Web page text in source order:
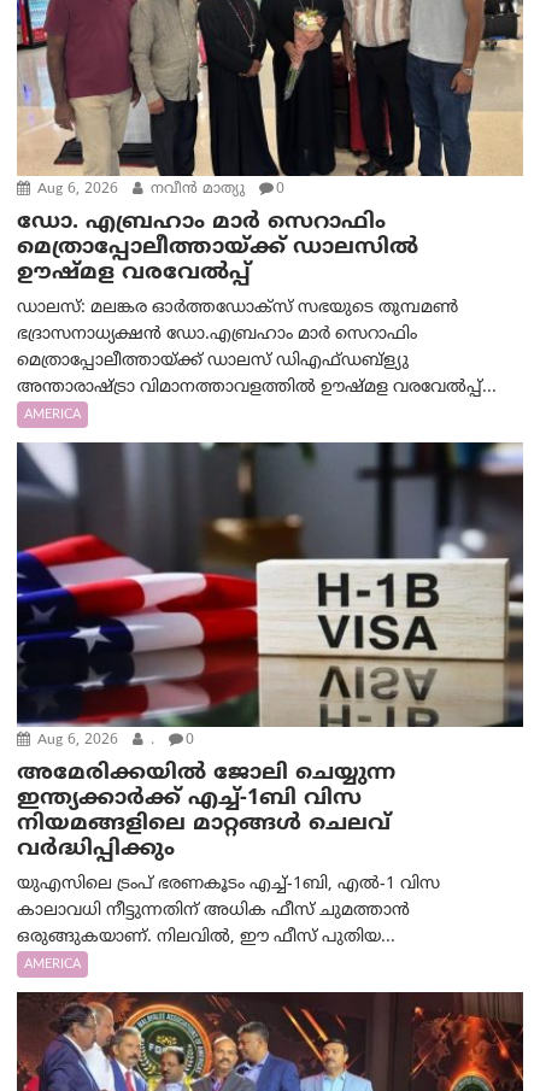
Aug 6, 2026 നവീൻ മാത്യു 0
ഡോ. എബ്രഹാം മാർ സെറാഫിം
മെത്രാപ്പോലീത്തായ്ക്ക് ഡാലസിൽ
ഊഷ്മള വരവേൽപ്പ്
ഡാലസ്: മലങ്കര ഓർത്തഡോക്സ് സഭയുടെ തുമ്പമൺ
ഭദ്രാസനാധ്യക്ഷൻ ഡോ.എബ്രഹാം മാർ സെറാഫിം
മെത്രാപ്പോലീത്തായ്ക്ക് ഡാലസ് ഡിഎഫ്ഡബ്ള്യു
അന്താരാഷ്ട്രാ വിമാനത്താവളത്തിൽ ഊഷ്മള വരവേൽപ്പ്...
AMERICA
Aug 6, 2026 . 0
അമേരിക്കയില്‍ ജോലി ചെയ്യുന്ന
ഇന്ത്യക്കാർക്ക് എച്ച്-1ബി വിസ
നിയമങ്ങളിലെ മാറ്റങ്ങൾ ചെലവ്
വർദ്ധിപ്പിക്കും
യുഎസിലെ ട്രംപ് ഭരണകൂടം എച്ച്-1ബി, എൽ-1 വിസ
കാലാവധി നീട്ടുന്നതിന് അധിക ഫീസ് ചുമത്താൻ
ഒരുങ്ങുകയാണ്. നിലവിൽ, ഈ ഫീസ് പുതിയ...
AMERICA